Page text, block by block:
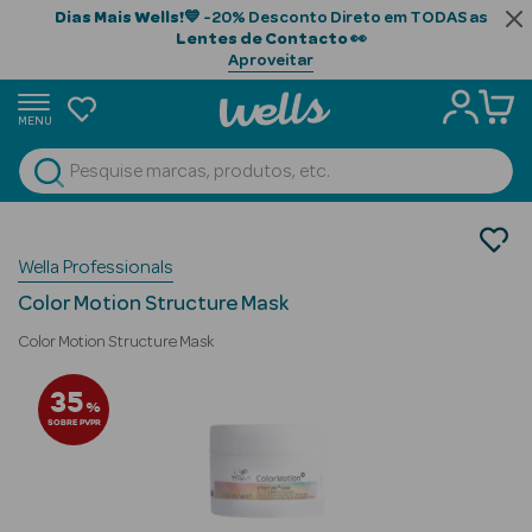
Dias Mais Wells!💙 -20% Desconto Direto em TODAS as
Lentes de Contacto👀
Aproveitar
MENU
Ver Tudo
Beauty Season
Cabelo
Profissional
Beauty Season
Cosmética
Gama Profissional
Máscaras
Wella Professionals
Color Motion Structure Mask
Color Motion Structure Mask
35%
SOBRE PVPR